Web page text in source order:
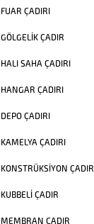
FUAR ÇADIRI
GÖLGELIK ÇADIR
HALI SAHA ÇADIRI
HANGAR ÇADIRI
DEPO ÇADIRI
KAMELYA ÇADIRI
KONSTRÜKSIYON ÇADIR
KUBBELI ÇADIR
MEMBRAN ÇADIR